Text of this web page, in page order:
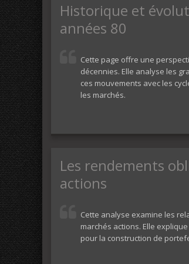
Historique et
années 80
Cette page offre une
décennies. Elle analyse les
ces mouvements avec les
les marchés.
Les rendements
actions
Cette analyse examine les
marchés actions. Elle
pour la construction de